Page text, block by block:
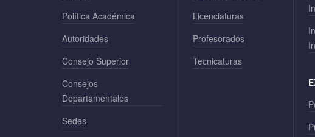
Política Académica
Autoridades
Consejo Superior
Consejos
Departamentales
Sedes
Licenciaturas
Profesorados
Tecnicaturas